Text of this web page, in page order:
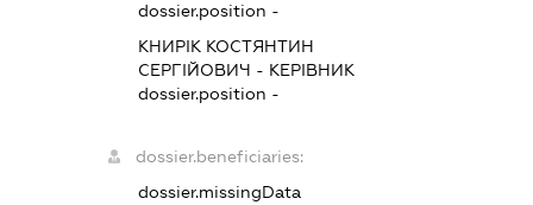
dossier.position -
КНИРІК КОСТЯНТИН
СЕРГІЙОВИЧ - КЕРІВНИК
dossier.position -
dossier.beneficiaries:
dossier.missingData